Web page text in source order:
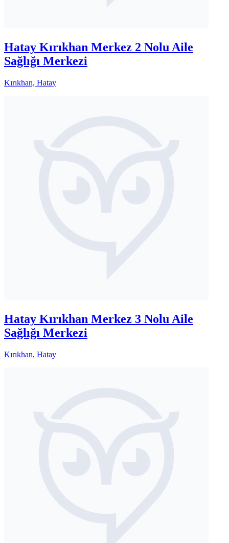
Hatay Kırıkhan Merkez 2 Nolu Aile
Sağlığı Merkezi
Kırıkhan, Hatay
Hatay Kırıkhan Merkez 3 Nolu Aile
Sağlığı Merkezi
Kırıkhan, Hatay